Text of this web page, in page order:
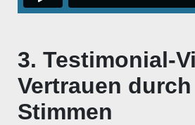
3. Testimonial-
Vertrauen
Stimmen